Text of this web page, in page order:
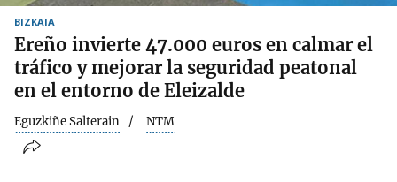
BIZKAIA
Ereño invierte 47.000 euros en calmar el
tráfico y mejorar la seguridad peatonal
en el entorno de Eleizalde
Eguzkiñe Salterain NTM